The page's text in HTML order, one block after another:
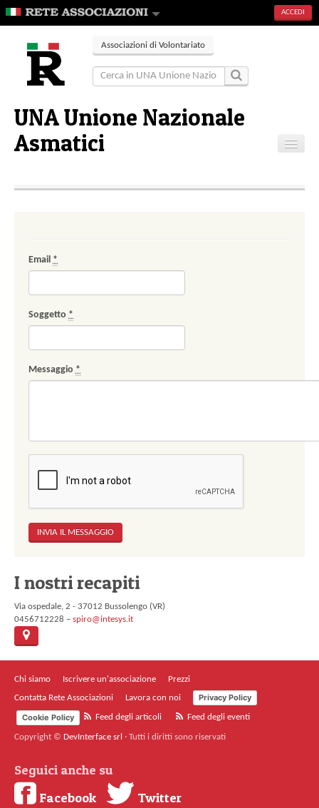
ACCEDI
Associazioni di Volontariato
UNA Unione Nazionale
Asmatici
Contatti
Email *
Soggetto *
Messaggio *
I nostri recapiti
Via ospedale, 2 - 37012 Bussolengo (VR)
0456712228 – spiro@intesys.it
Chi siamo Iscrivere un'associazione
Prezzi
Contatta Rete Associazioni
Lavora con noi
Privacy Policy
Cookie Policy
Feed degli articoli Feed degli eventi
Copyright © DevInterface srl · Tutti i diritti sono riservati
Seguici anche su
Facebook
Twitter